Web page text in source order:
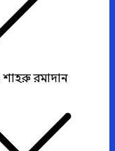
রমাদান